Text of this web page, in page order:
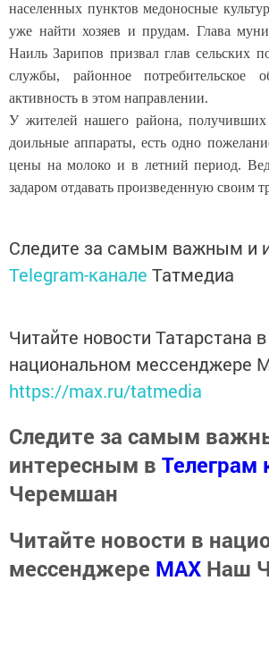
населенных пунктов медоносные
уже найти хозяев и прудам. Глава
Наиль Зарипов призвал глав сельских
службы, районное потребительское
активность в этом направлении.
У жителей нашего района, получивших
доильные аппараты, есть одно
цены на молоко и в летний период.
задаром отдавать произведенную своим
Следите за самым важным и
Telegram-канале Татмедиа
Читайте новости Татарстана в
национальном мессенджере
https://max.ru/tatmedia
Следите за самым
интересным в Телеграм
Черемшан
Читайте новости в
мессенджере MАХ Наш